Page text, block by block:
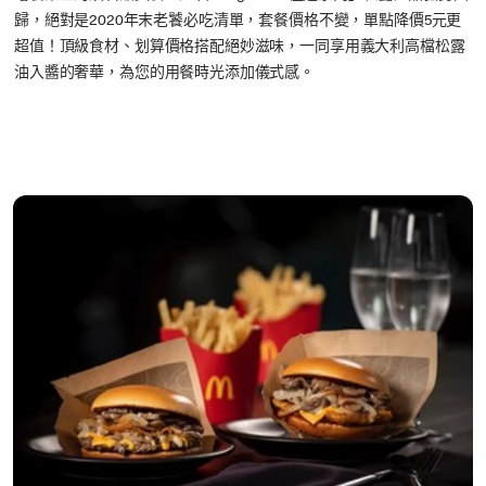
歸，絕對是2020年末老饕必吃清單，套餐價格不變，單點降價5元更
超值！頂級食材、划算價格搭配絕妙滋味，一同享用義大利高檔松露
油入醬的奢華，為您的用餐時光添加儀式感。